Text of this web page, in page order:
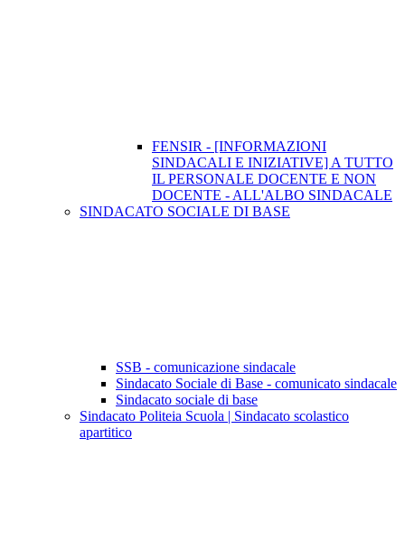
FENSIR - [INFORMAZIONI
SINDACALI E INIZIATIVE] A TUTTO
IL PERSONALE DOCENTE E NON
DOCENTE - ALL'ALBO SINDACALE
SINDACATO SOCIALE DI BASE
SSB - comunicazione sindacale
Sindacato Sociale di Base - comunicato sindacale
Sindacato sociale di base
Sindacato Politeia Scuola | Sindacato scolastico
apartitico